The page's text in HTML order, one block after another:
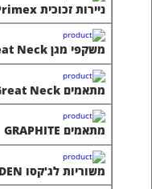
ניירות זכוכית Primex
משקפי מגן Great Neck
מתאמים Great Neck
מתאמים GRAPHITE
משוריות לג'קסו HARDEN